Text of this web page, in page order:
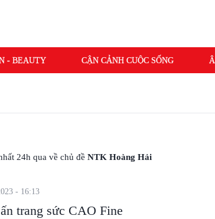
- BEAUTY CẬN CẢNH CUỘC SỐNG
24h qua về chủ đề NTK Hoàng Hải
trang sức CAO Fine
- 16:13